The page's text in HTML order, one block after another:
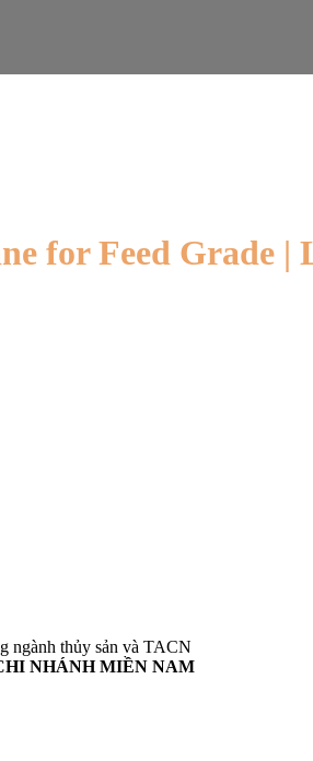
for Feed Grade |
ngành thủy sản và TACN
NHÁNH MIỀN NAM